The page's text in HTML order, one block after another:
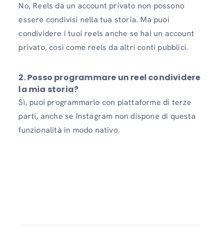
No, Reels da un account privato non possono
essere condivisi nella tua storia. Ma puoi
condividere i tuoi reels anche se hai un account
privato, così come reels da altri conti pubblici.
2. Posso programmare un reel condividere
la mia storia?
Sì, puoi programmarlo con piattaforme di terze
parti, anche se Instagram non dispone di questa
funzionalità in modo nativo.